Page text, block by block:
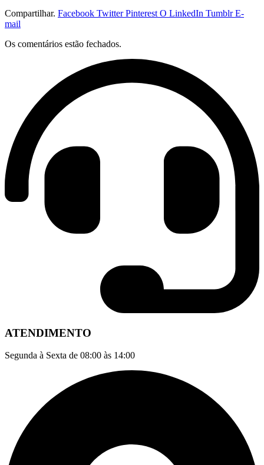
Compartilhar. Facebook Twitter Pinterest O LinkedIn Tumblr E-
mail
Os comentários estão fechados.
ATENDIMENTO
Segunda à Sexta de 08:00 às 14:00